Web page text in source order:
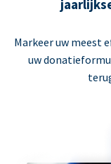
Markeer uw meest
uw